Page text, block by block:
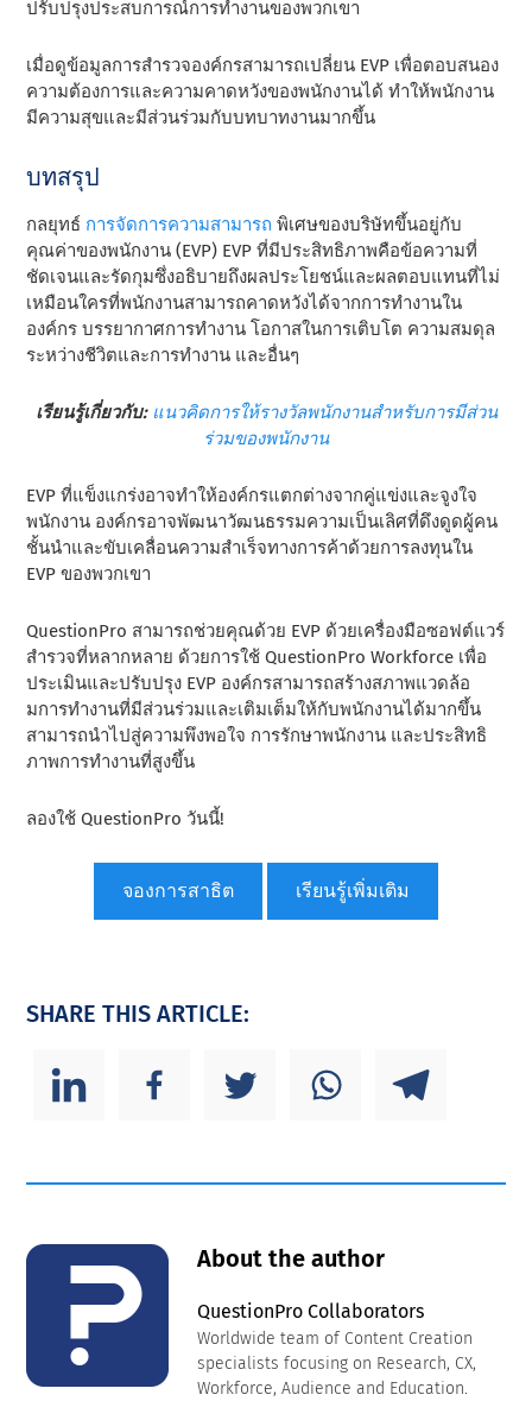
ปรับปรุงประสบการณ์การทํางานของพวกเขา
เมื่อดูข้อมูลการสํารวจองค์กรสามารถเปลี่ยน EVP เพื่อตอบสนอง
ความต้องการและความคาดหวังของพนักงานได้ ทําให้พนักงาน
มีความสุขและมีส่วนร่วมกับบทบาทงานมากขึ้น
บทสรุป
กลยุทธ์ การจัดการความสามารถ พิเศษของบริษัทขึ้นอยู่กับ
คุณค่าของพนักงาน (EVP) EVP ที่มีประสิทธิภาพคือข้อความที่
ชัดเจนและรัดกุมซึ่งอธิบายถึงผลประโยชน์และผลตอบแทนที่ไม่
เหมือนใครที่พนักงานสามารถคาดหวังได้จากการทํางานใน
องค์กร บรรยากาศการทํางาน โอกาสในการเติบโต ความสมดุล
ระหว่างชีวิตและการทํางาน และอื่นๆ
เรียนรู้เกี่ยวกับ: แนวคิดการให้รางวัลพนักงานสําหรับการมีส่วน
ร่วมของพนักงาน
EVP ที่แข็งแกร่งอาจทําให้องค์กรแตกต่างจากคู่แข่งและจูงใจ
พนักงาน องค์กรอาจพัฒนาวัฒนธรรมความเป็นเลิศที่ดึงดูดผู้คน
ชั้นนําและขับเคลื่อนความสําเร็จทางการค้าด้วยการลงทุนใน
EVP ของพวกเขา
QuestionPro สามารถช่วยคุณด้วย EVP ด้วยเครื่องมือซอฟต์แวร์
สํารวจที่หลากหลาย ด้วยการใช้ QuestionPro Workforce เพื่อ
ประเมินและปรับปรุง EVP องค์กรสามารถสร้างสภาพแวดล้อ
มการทํางานที่มีส่วนร่วมและเติมเต็มให้กับพนักงานได้มากขึ้น
สามารถนําไปสู่ความพึงพอใจ การรักษาพนักงาน และประสิทธิ
ภาพการทํางานที่สูงขึ้น
ลองใช้ QuestionPro วันนี้!
จองการสาธิต เรียนรู้เพิ่มเติม
SHARE THIS ARTICLE:
About the author
QuestionPro Collaborators
Worldwide team of Content Creation
specialists focusing on Research, CX,
Workforce, Audience and Education.